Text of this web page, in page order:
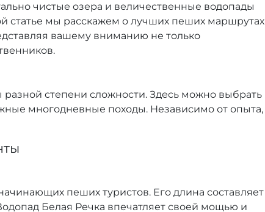
чистые озера и величественные водопады
статье мы расскажем о лучших пеших маршрутах
вашему вниманию не только
степени сложности. Здесь можно выбрать
многодневные походы. Независимо от опыта,
пеших туристов. Его длина составляет
Белая Речка впечатляет своей мощью и